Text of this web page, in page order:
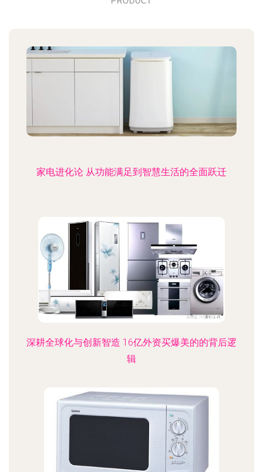
家电进化论 从功能满足到智慧生活的全面跃迁
深耕全球化与创新智造 16亿外资买爆美的的背后逻
辑